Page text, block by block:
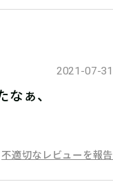
2021-07-31
ぁ、
不適切なレビューを報告